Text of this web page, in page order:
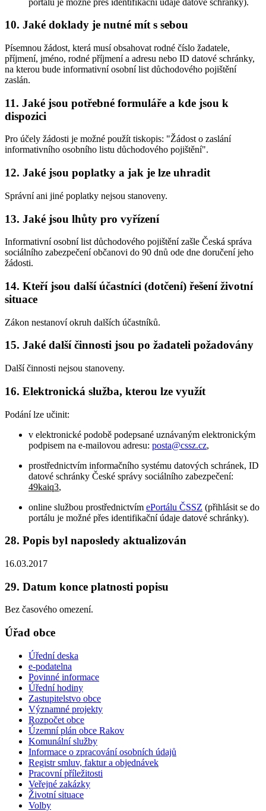
10. Jaké doklady je nutné mít s sebou
Písemnou žádost, která musí obsahovat rodné číslo žadatele,
příjmení, jméno, rodné příjmení a adresu nebo ID datové schránky,
na kterou bude informativní osobní list důchodového pojištění
zaslán.
11. Jaké jsou potřebné formuláře a kde jsou k
dispozici
Pro účely žádosti je možné použít tiskopis: "Žádost o zaslání
informativního osobního listu důchodového pojištění".
12. Jaké jsou poplatky a jak je lze uhradit
Správní ani jiné poplatky nejsou stanoveny.
13. Jaké jsou lhůty pro vyřízení
Informativní osobní list důchodového pojištění zašle Česká správa
sociálního zabezpečení občanovi do 90 dnů ode dne doručení jeho
žádosti.
14. Kteří jsou další účastníci (dotčení) řešení životní
situace
Zákon nestanoví okruh dalších účastníků.
15. Jaké další činnosti jsou po žadateli požadovány
Další činnosti nejsou stanoveny.
16. Elektronická služba, kterou lze využít
Podání lze učinit:
v elektronické podobě podepsané uznávaným elektronickým
podpisem na e-mailovou adresu: posta@cssz.cz,
prostřednictvím informačního systému datových schránek, ID
datové schránky České správy sociálního zabezpečení:
49kaiq3,
online službou prostřednictvím ePortálu ČSSZ (přihlásit se do
portálu je možné přes identifikační údaje datové schránky).
28. Popis byl naposledy aktualizován
16.03.2017
29. Datum konce platnosti popisu
Bez časového omezení.
Úřad obce
Úřední deska
e-podatelna
Povinné informace
Úřední hodiny
Zastupitelstvo obce
Významné projekty
Rozpočet obce
Územní plán obce Rakov
Komunální služby
Informace o zpracování osobních údajů
Registr smluv, faktur a objednávek
Pracovní příležitosti
Veřejné zakázky
Životní situace
Volby